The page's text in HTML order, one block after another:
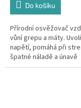
Do košíku
Přírodní osvěžovač
vůní grepu a máty.
napětí, pomáhá při
špatné náladě a únavě